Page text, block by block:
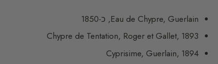
Eau de Chypre, Guerlain, כ-1850
Chypre de Tentation, Roger et Gallet, 1893
Cyprisime, Guerlain, 1894